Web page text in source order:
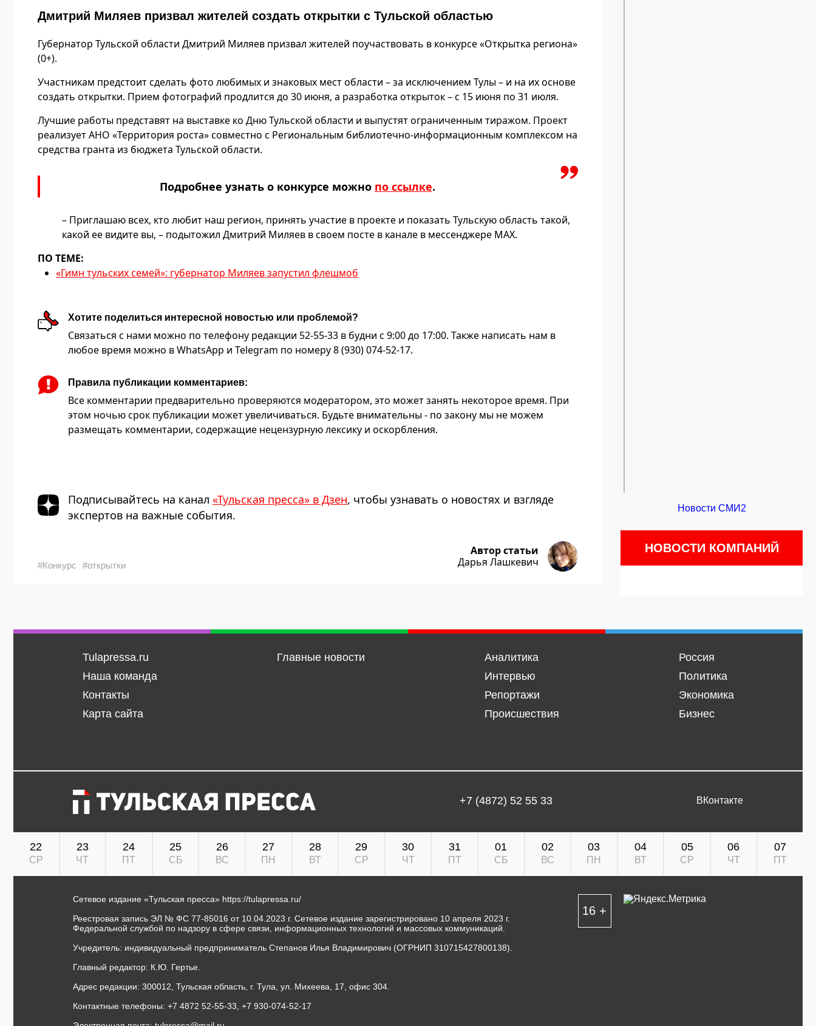
Дмитрий Миляев призвал жителей создать открытки с Тульской областью
Губернатор Тульской области Дмитрий Миляев призвал жителей поучаствовать в конкурсе «Открытка региона»
(0+).
Участникам предстоит сделать фото любимых и знаковых мест области – за исключением Тулы – и на их основе
создать открытки. Прием фотографий продлится до 30 июня, а разработка открыток – с 15 июня по 31 июля.
Лучшие работы представят на выставке ко Дню Тульской области и выпустят ограниченным тиражом. Проект
реализует АНО «Территория роста» совместно с Региональным библиотечно‑информационным комплексом на
средства гранта из бюджета Тульской области.
Подробнее узнать о конкурсе можно по ссылке.
– Приглашаю всех, кто любит наш регион, принять участие в проекте и показать Тульскую область такой,
какой ее видите вы, – подытожил Дмитрий Миляев в своем посте в канале в мессенджере МАХ.
ПО ТЕМЕ:
«Гимн тульских семей»: губернатор Миляев запустил флешмоб
Хотите поделиться интересной новостью или проблемой?
Связаться с нами можно по телефону редакции 52-55-33 в будни с 9:00 до 17:00. Также написать нам в
любое время можно в WhatsApp и Telegram по номеру 8 (930) 074-52-17.
Правила публикации комментариев:
Все комментарии предварительно проверяются модератором, это может занять некоторое время. При
этом ночью срок публикации может увеличиваться. Будьте внимательны - по закону мы не можем
размещать комментарии, содержащие нецензурную лексику и оскорбления.
Подписывайтесь на канал «Тульская пресса» в Дзен, чтобы узнавать о новостях и взгляде
экспертов на важные события.
#Конкурс #открытки
Автор статьи
Дарья Лашкевич
Новости СМИ2
НОВОСТИ КОМПАНИЙ
Tulapressa.ru
Наша команда
Контакты
Карта сайта
Главные новости
Аналитика
Интервью
Репортажи
Происшествия
Россия
Политика
Экономика
Бизнес
+7 (4872) 52 55 33 ВКонтакте
22
СР
23
ЧТ
24
ПТ
25
СБ
26
ВС
27
ПН
28
ВТ
29
СР
30
ЧТ
31
ПТ
01
СБ
02
ВС
03
ПН
04
ВТ
05
СР
06
ЧТ
07
ПТ
Сетевое издание «Тульская пресса» https://tulapressa.ru/
Реестровая запись ЭЛ № ФС 77-85016 от 10.04.2023 г. Сетевое издание зарегистрировано 10 апреля 2023 г.
Федеральной службой по надзору в сфере связи, информационных технологий и массовых коммуникаций.
Учредитель: индивидуальный предприниматель Степанов Илья Владимирович (ОГРНИП 310715427800138).
Главный редактор: К.Ю. Гертье.
Адрес редакции: 300012, Тульская область, г. Тула, ул. Михеева, 17, офис 304.
Контактные телефоны: +7 4872 52-55-33, +7 930-074-52-17
16 +